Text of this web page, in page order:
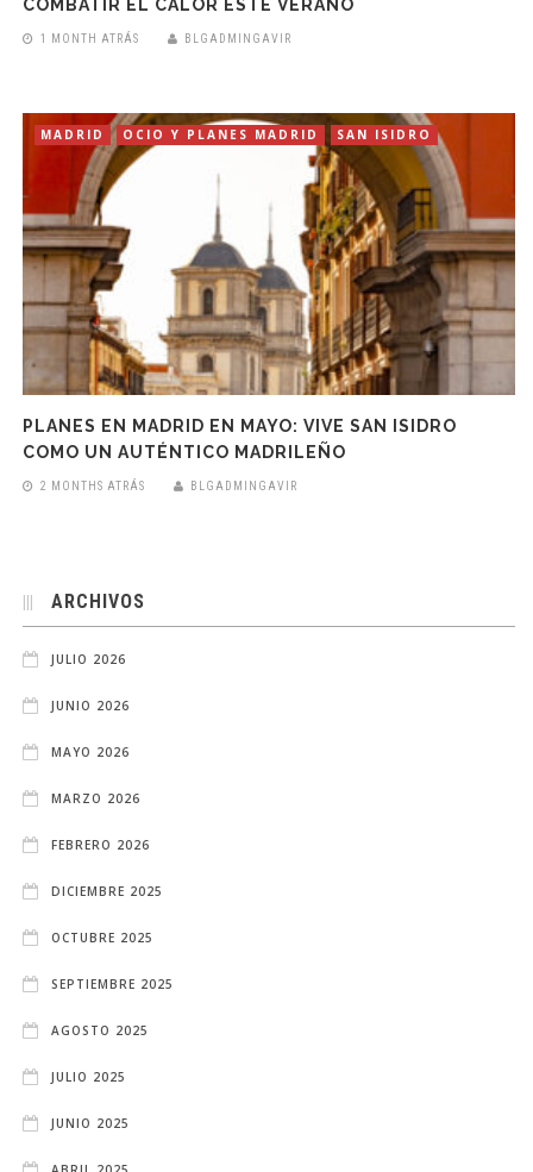
COMBATIR EL CALOR ESTE VERANO
1 MONTH ATRÁS BLGADMINGAVIR
MADRID OCIO Y PLANES MADRID SAN ISIDRO
PLANES EN MADRID EN MAYO: VIVE SAN ISIDRO
COMO UN AUTÉNTICO MADRILEÑO
2 MONTHS ATRÁS BLGADMINGAVIR
ARCHIVOS
JULIO 2026
JUNIO 2026
MAYO 2026
MARZO 2026
FEBRERO 2026
DICIEMBRE 2025
OCTUBRE 2025
SEPTIEMBRE 2025
AGOSTO 2025
JULIO 2025
JUNIO 2025